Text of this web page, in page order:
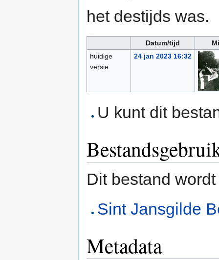
het destijds was.
Datum/tijd
huidige
versie
24 jan 2023 16:32
U kunt dit
Dit bestand
Sint Jansgilde
Metadata